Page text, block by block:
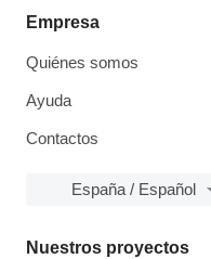
Empresa
Quiénes somos
Ayuda
Contactos
España / Español
Nuestros proyectos